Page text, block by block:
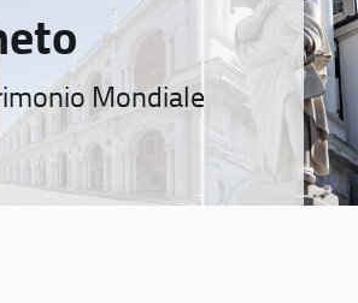
Mondiale